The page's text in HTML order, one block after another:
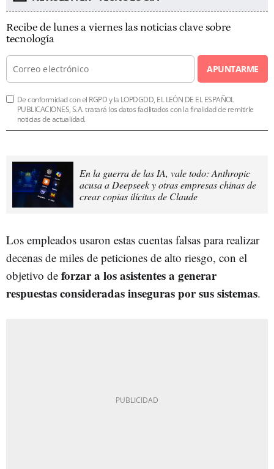
Recibe de lunes a viernes las noticias clave sobre
tecnología
APUNTARME
De conformidad con el RGPD y la LOPDGDD, EL LEÓN DE EL ESPAÑOL
PUBLICACIONES, S.A. tratará los datos facilitados con la finalidad de remitirle
noticias de actualidad.
En la guerra de las IA, vale todo: Anthropic
acusa a Deepseek y otras empresas chinas de
crear copias ilícitas de Claude
Los empleados usaron estas cuentas falsas para realizar
decenas de miles de peticiones de alto riesgo, con el
objetivo de forzar a los asistentes a generar
respuestas consideradas inseguras por sus sistemas.